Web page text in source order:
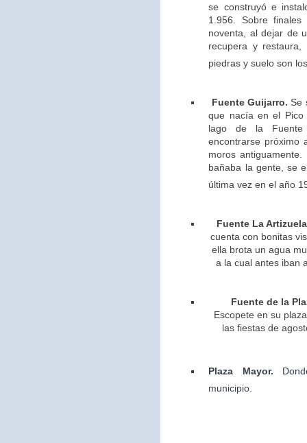
se construyó e
1.956. Sobre
noventa, al dejar de
recupera y restaura,
piedras y suelo son
Fuente Guijarro. Se
que nacía en el
lago de la
encontrarse próximo
moros
bañaba la gente, se
última vez en el año
Fuente La
cuenta con bonitas
ella brota un agua
a la cual antes iban
Fuente de la
Escopete en su
las fiestas de
Plaza Mayor.
municipio.